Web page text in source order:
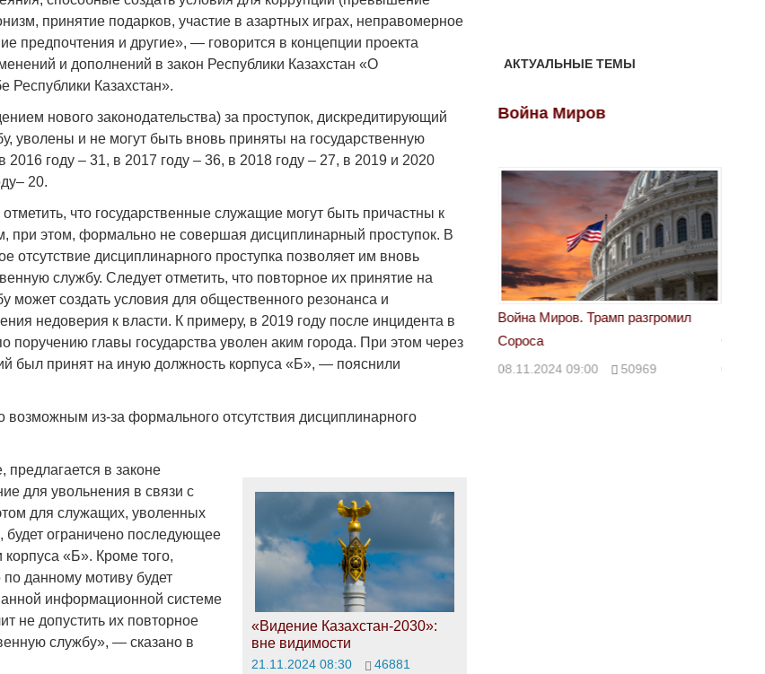
принятие подарков, участие в азартных играх, неправомерное
предпочтения и другие», — говорится в концепции проекта
и дополнений в закон Республики Казахстан «О
Республики Казахстан».
нового законодательства) за проступок, дискредитирующий
уволены и не могут быть вновь приняты на государственную
году – 31, в 2017 году – 36, в 2018 году – 27, в 2019 и 2020
20.
что государственные служащие могут быть причастны к
при этом, формально не совершая дисциплинарный проступок. В
отсутствие дисциплинарного проступка позволяет им вновь
службу. Следует отметить, что повторное их принятие на
может создать условия для общественного резонанса и
недоверия к власти. К примеру, в 2019 году после инцидента в
поручению главы государства уволен аким города. При этом через
был принят на иную должность корпуса «Б», — пояснили
возможным из-за формального отсутствия дисциплинарного
«Видение Казахстан-2030»:
вне видимости
21.11.2024 08:30 46881
в законе
для увольнения в связи с
для служащих, уволенных
ограничено последующее
«Б». Кроме того,
данному мотиву будет
информационной системе
не допустить их повторное
службу», — сказано в
АКТУАЛЬНЫЕ ТЕМЫ
Война Миров
Война Миров. Трамп разгромил
Сороса
08.11.2024 09:00 50969
Война Миров
Война Миров. Трамп разгромил
Сороса
08.11.2024 09:00 50969